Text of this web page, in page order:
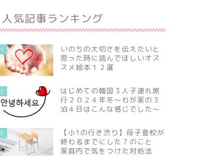
人気記事ランキング
1
いのちの大切さを伝えたいと
思った時に読んでほしいオス
スメ絵本１２選
2
はじめての韓国３人子連れ旅
行２０２４年冬～わが家の３
泊４日はこんな感じでした～
3
【小1の行き渋り】母子登校が
終わるまでにした７のこと
家庭内で気をつけた対処法